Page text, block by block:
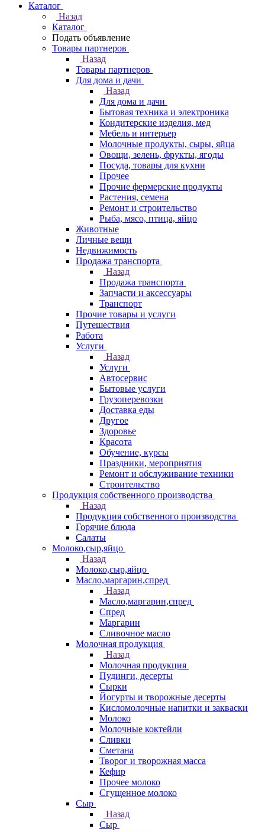
Каталог
Назад
Каталог
Подать объявление
Товары партнеров
Назад
Товары партнеров
Для дома и дачи
Назад
Для дома и дачи
Бытовая техника и электроника
Кондитерские изделия, мед
Мебель и интерьер
Молочные продукты, сыры, яйца
Овощи, зелень, фрукты, ягоды
Посуда, товары для кухни
Прочее
Прочие фермерские продукты
Растения, семена
Ремонт и строительство
Рыба, мясо, птица, яйцо
Животные
Личные вещи
Недвижимость
Продажа транспорта
Назад
Продажа транспорта
Запчасти и аксессуары
Транспорт
Прочие товары и услуги
Путешествия
Работа
Услуги
Назад
Услуги
Автосервис
Бытовые услуги
Грузоперевозки
Доставка еды
Другое
Здоровье
Красота
Обучение, курсы
Праздники, мероприятия
Ремонт и обслуживание техники
Строительство
Продукция собственного производства
Назад
Продукция собственного производства
Горячие блюда
Салаты
Молоко,сыр,яйцо
Назад
Молоко,сыр,яйцо
Масло,маргарин,спред
Назад
Масло,маргарин,спред
Спред
Маргарин
Сливочное масло
Молочная продукция
Назад
Молочная продукция
Пудинги, десерты
Сырки
Йогурты и творожные десерты
Кисломолочные напитки и закваски
Молоко
Молочные коктейли
Сливки
Сметана
Творог и творожная масса
Кефир
Прочее молоко
Сгущенное молоко
Сыр
Назад
Сыр